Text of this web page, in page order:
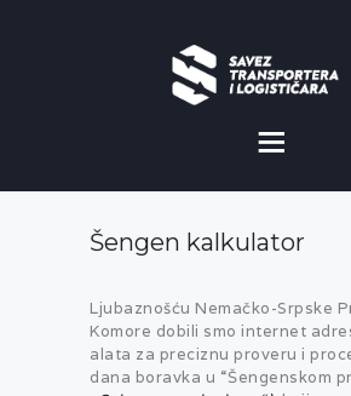
MISIJA I VIZIJA
CILJEVI
KOMERCIJALNE
Šengen kalkulator
Ljubaznošću Nemačko-Srpske
Komore dobili smo internet
alata za preciznu proveru i
dana boravka u “Šengenskom